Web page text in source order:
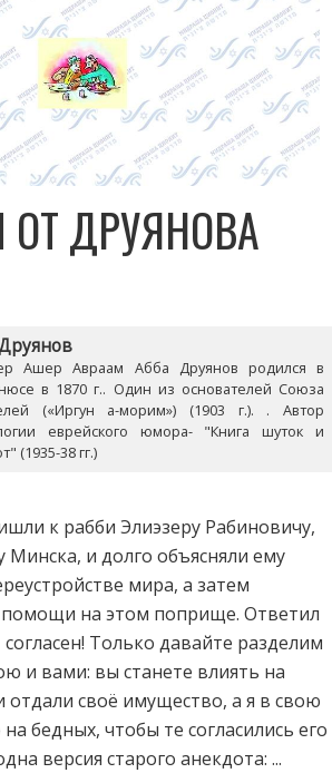
ОТ ДРУЯНОВА
Ашер Авраам Абба Друянов родился в
в 1870 г.. Один из основателей Союза
(«Иргун а-морим») (1903 г.). . Автор
еврейского юмора- "Книга шуток и
(1935-38 гг.)
к рабби Элиэзеру Рабиновичу,
Минска, и долго объясняли ему
мира, а затем
помощи на этом поприще. Ответил
Только давайте разделим
и вами: вы станете влиять на
отдали своё имущество, а я в свою
бедных, чтобы те согласились его
версия старого анекдота: ...